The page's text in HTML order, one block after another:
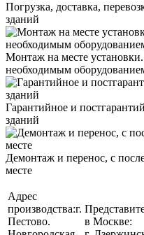
Погрузка, доставка,
зданий
Монтаж на месте
необходимым
Гарантийное и
зданий
Демонтаж и перенос, с
месте
Адрес
производства:г.
Пестово.
в Москве: